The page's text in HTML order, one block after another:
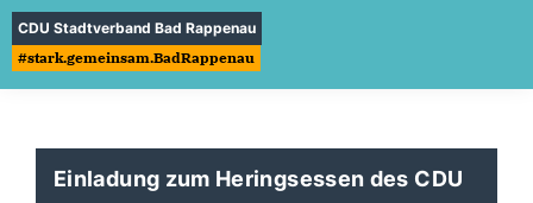
CDU Stadtverband Bad Rappenau
#stark.gemeinsam.BadRappenau
Einladung zum Heringsessen des CDU